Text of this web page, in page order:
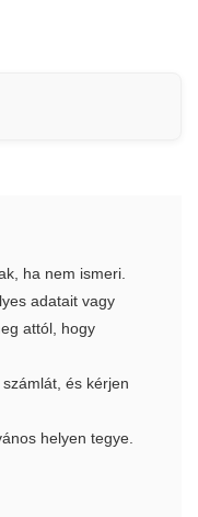
ha nem ismeri.
adatait vagy
attól, hogy
és kérjen
helyen tegye.